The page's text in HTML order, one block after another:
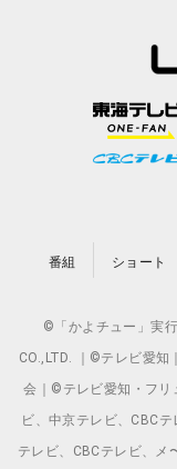
番組 ショート
©「かよチュー」実
CO.,LTD. ｜©テレビ愛
会｜©テレビ愛知・フリ
ビ、中京テレビ、CBC
テレビ、CBCテレビ、